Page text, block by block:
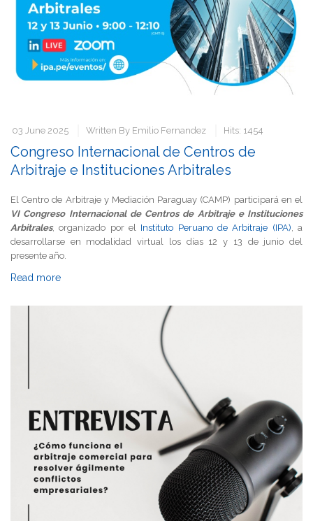
03 June 2025 Written By Emilio Fernandez Hits: 1454
Congreso Internacional de Centros de
Arbitraje e Instituciones Arbitrales
El Centro de Arbitraje y Mediación Paraguay (CAMP) participará en el
VI Congreso Internacional de Centros de Arbitraje e Instituciones
Arbitrales, organizado por el Instituto Peruano de Arbitraje (IPA), a
desarrollarse en modalidad virtual los días 12 y 13 de junio del
presente año.
Read more